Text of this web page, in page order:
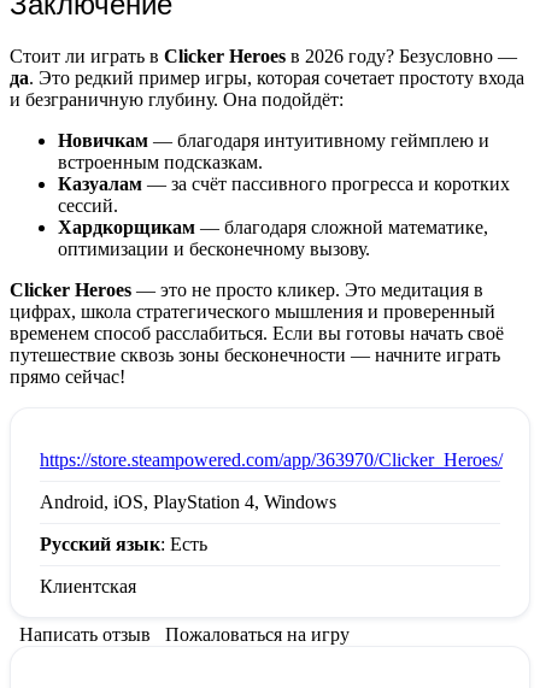
Стоит ли играть в Clicker Heroes в 2026 году? Безусловно —
да. Это редкий пример игры, которая сочетает простоту входа
и безграничную глубину. Она подойдёт:
Новичкам — благодаря интуитивному геймплею и
встроенным подсказкам.
Казуалам — за счёт пассивного прогресса и коротких
сессий.
Хардкорщикам — благодаря сложной математике,
оптимизации и бесконечному вызову.
Clicker Heroes — это не просто кликер. Это медитация в
цифрах, школа стратегического мышления и проверенный
временем способ расслабиться. Если вы готовы начать своё
путешествие сквозь зоны бесконечности — начните играть
прямо сейчас!
https://store.steampowered.com/app/363970/Clicker_Heroes/
Android, iOS, PlayStation 4, Windows
Русский язык: Есть
Клиентская
Написать отзыв Пожаловаться на игру